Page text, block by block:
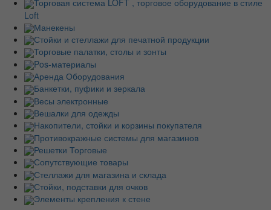
Торговая система LOFT , торговое оборудование в стиле
Loft
Манекены
Стойки и стеллажи для печатной продукции
Торговые палатки, столы и зонты
Pos-материалы
Аренда Оборудования
Банкетки, пуфики и зеркала
Весы электронные
Вешалки для одежды
Накопители, стойки и корзины покупателя
Противокражные системы для магазинов
Решетки Торговые
Сопутствующие товары
Стеллажи для магазина и склада
Стойки, подставки для очков
Элементы крепления к стене